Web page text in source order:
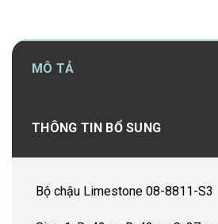
MÔ TẢ
THÔNG TIN BỔ SUNG
Bộ chậu Limestone 08-8811-S3